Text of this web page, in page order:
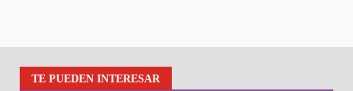
TE PUEDEN INTERESAR